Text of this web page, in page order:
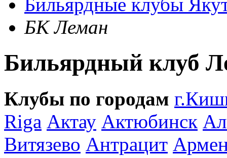
БК Леман
Бильярдный клуб
Клубы по городам
Riga Актау Актюбинск
Витязево Антрацит